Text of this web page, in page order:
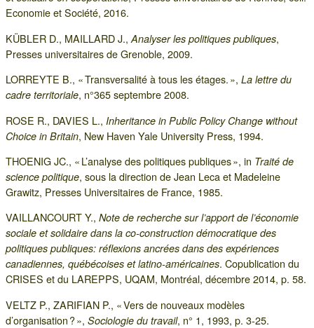
Economie et Société, 2016.
KÜBLER D., MAILLARD J., Analyser les politiques publiques,
Presses universitaires de Grenoble, 2009.
LORREYTE B., « Transversalité à tous les étages. », La lettre du
cadre territoriale, n°365 septembre 2008.
ROSE R., DAVIES L., Inheritance in Public Policy Change without
Choice in Britain, New Haven Yale University Press, 1994.
THOENIG JC., « L’analyse des politiques publiques », in Traité de
science politique, sous la direction de Jean Leca et Madeleine
Grawitz, Presses Universitaires de France, 1985.
VAILLANCOURT Y., Note de recherche sur l’apport de l’économie
sociale et solidaire dans la co-construction démocratique des
politiques publiques: réflexions ancrées dans des expériences
canadiennes, québécoises et latino-américaines. Copublication du
CRISES et du LAREPPS, UQAM, Montréal, décembre 2014, p. 58.
VELTZ P., ZARIFIAN P., « Vers de nouveaux modèles
d’organisation ? », Sociologie du travail, n° 1, 1993, p. 3-25.